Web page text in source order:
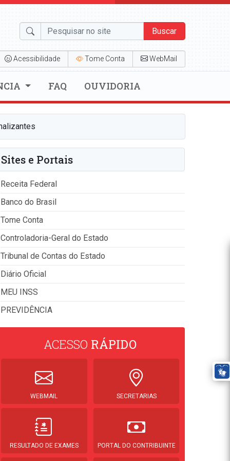
Buscar
Acessibilidade Tome Conta WebMail
FAQ OUVIDORIA
Sites e Portais
Receita Federal
Banco do Brasil
Tome Conta
Controladoria-Geral do Estado
Tribunal de Contas do Estado
Diário Oficial
MEU INSS
PREVIDÊNCIA
ACESSO RÁPIDO
WEBMAIL SECRETARIAS
RESULTADO DE EXAMES PORTAL DO CONTRIBUINTE